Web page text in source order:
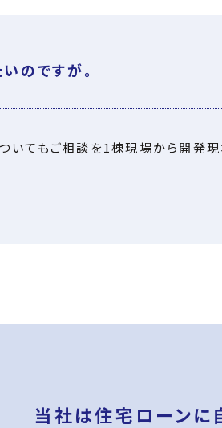
のですが。
いてもご相談を1棟現場から開発現
当社は住宅ローンに